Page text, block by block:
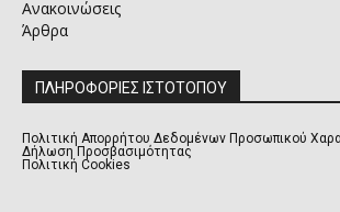
Ανακοινώσεις
Άρθρα
ΠΛΗΡΟΦΟΡΙΕΣ ΙΣΤΟΤΟΠΟΥ
Πολιτική Απορρήτου Δεδομένων Προσωπικού
Δήλωση Προσβασιμότητας
Πολιτική Cookies